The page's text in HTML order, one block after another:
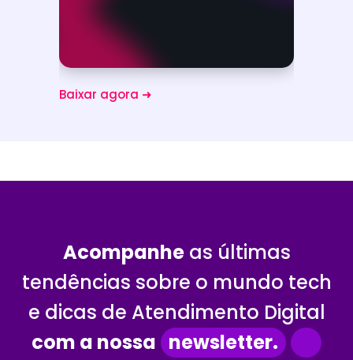
Baixar agora ➜
Acompanheas últimas
tendências sobre o mundo tech
e dicas de Atendimento Digital
com a nossa newsletter.